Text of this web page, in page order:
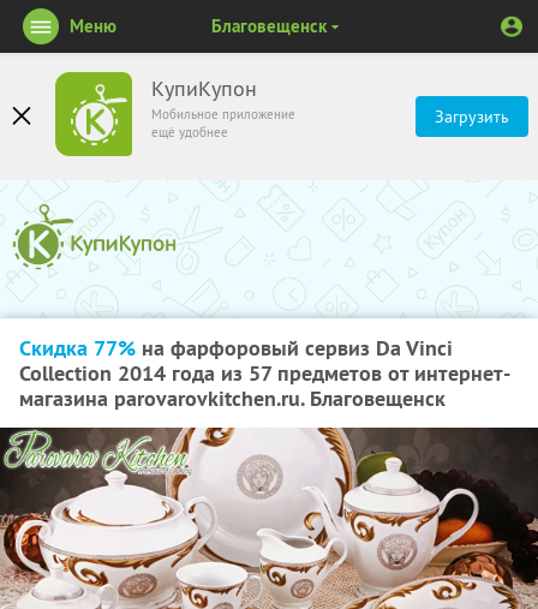
КупиКупон
Мобильное приложение
ещё удобнее
Загрузить
Меню Благовещенск
Скидка 77% на фарфоровый сервиз Da Vinci
Collection 2014 года из 57 предметов от интернет-
магазина parovarovkitchen.ru. Благовещенск